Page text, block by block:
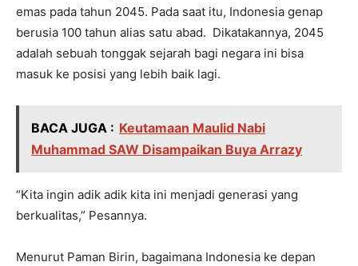
emas pada tahun 2045. Pada saat itu, Indonesia genap
berusia 100 tahun alias satu abad. Dikatakannya, 2045
adalah sebuah tonggak sejarah bagi negara ini bisa
masuk ke posisi yang lebih baik lagi.
BACA JUGA : Keutamaan Maulid Nabi
Muhammad SAW Disampaikan Buya Arrazy
“Kita ingin adik adik kita ini menjadi generasi yang
berkualitas,” Pesannya.
Menurut Paman Birin, bagaimana Indonesia ke depan